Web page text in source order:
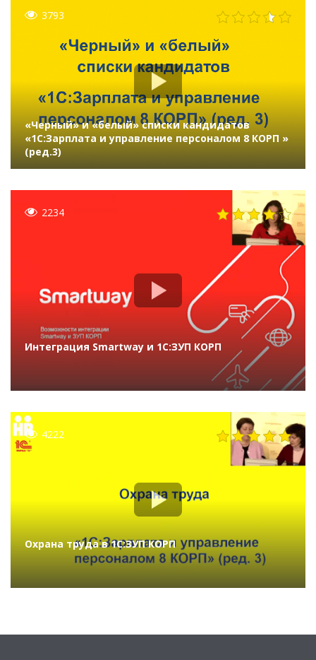
3793
«Черный» и «белый» списки кандидатов
«1C:Зарплата и управление персоналом 8 КОРП »
(ред.3)
2234
Интеграция Smartway и 1С:ЗУП КОРП
4222
Охрана труда в 1С:ЗУП КОРП